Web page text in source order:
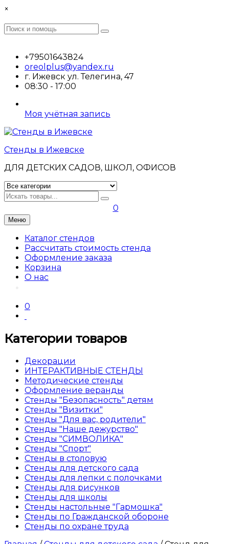
Перейти
содержимому
×
Поиск
:
Поиск
+79501643824
oreolplus@yandex.ru
г. Ижевск ул. Телегина, 47
08:30 - 17:00
Моя учётная запись
Стенды в Ижевске
ДЛЯ ДЕТСКИХ САДОВ, ШКОЛ, ОФИСОВ
Искать
0
Меню
Каталог стендов
Рассчитать стоимость стенда
Оформление заказа
Корзина
О нас
0
Категории товаров
Декорации
ИНТЕРАКТИВНЫЕ СТЕНДЫ
Методические стенды
Оформление веранды
Стенды "Безопасность" детям
Стенды "Визитки"
Стенды "Для вас, родители"
Стенды "Наше дежурство"
Стенды "СИМВОЛИКА"
Стенды "Спорт"
Стенды в столовую
Стенды для детского сада
Стенды для лепки с полочками
Стенды для рисунков
Стенды для школы
Стенды настольные "Гармошка"
Стенды по Гражданской обороне
Стенды по охране труда